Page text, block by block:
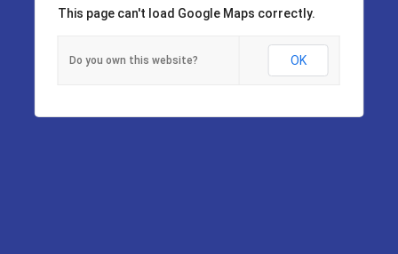
This page can't load Google Maps correctly.
Do you own this website? OK